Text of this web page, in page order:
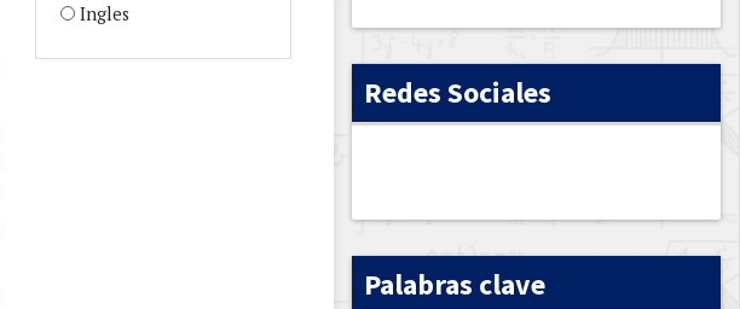
Ingles
Redes Sociales
Palabras clave